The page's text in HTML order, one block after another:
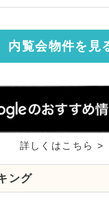
内覧会物件を見
詳しくはこちら >
ング